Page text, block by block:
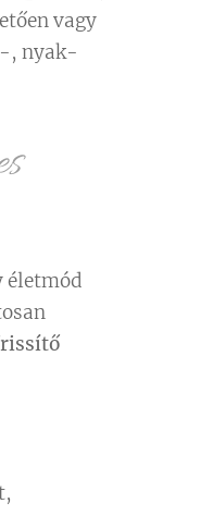
vagy
, nyak-
életmód